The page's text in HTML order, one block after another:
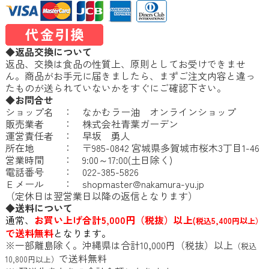
◆返品交換について
返品、交換は食品の性質上、原則としてお受けできませ
ん。商品がお手元に届きましたら、まずご注文内容と違っ
たものが送られていないかをすぐにご確認下さい。
◆お問合せ
ショップ名 ： なかむラー油 オンラインショップ
販売業者 ： 株式会社青葉ガーデン
運営責任者 ： 早坂 勇人
所在地 ： 〒985-0842 宮城県多賀城市桜木3丁目1-46
営業時間 ： 9:00～17:00(土日除く)
電話番号 ： 022-385-5826
Ｅメール ： shopmaster@nakamura-yu.jp
（定休日は翌営業日以降の返信となります）
◆送料について
通常、 お買い上げ合計5,000円（税抜）以上(税込5,400円以上）
で送料無料となります。
※一部離島除く。沖縄県は合計10,000円（税抜）以上（税込
10,800円以上） で送料無料